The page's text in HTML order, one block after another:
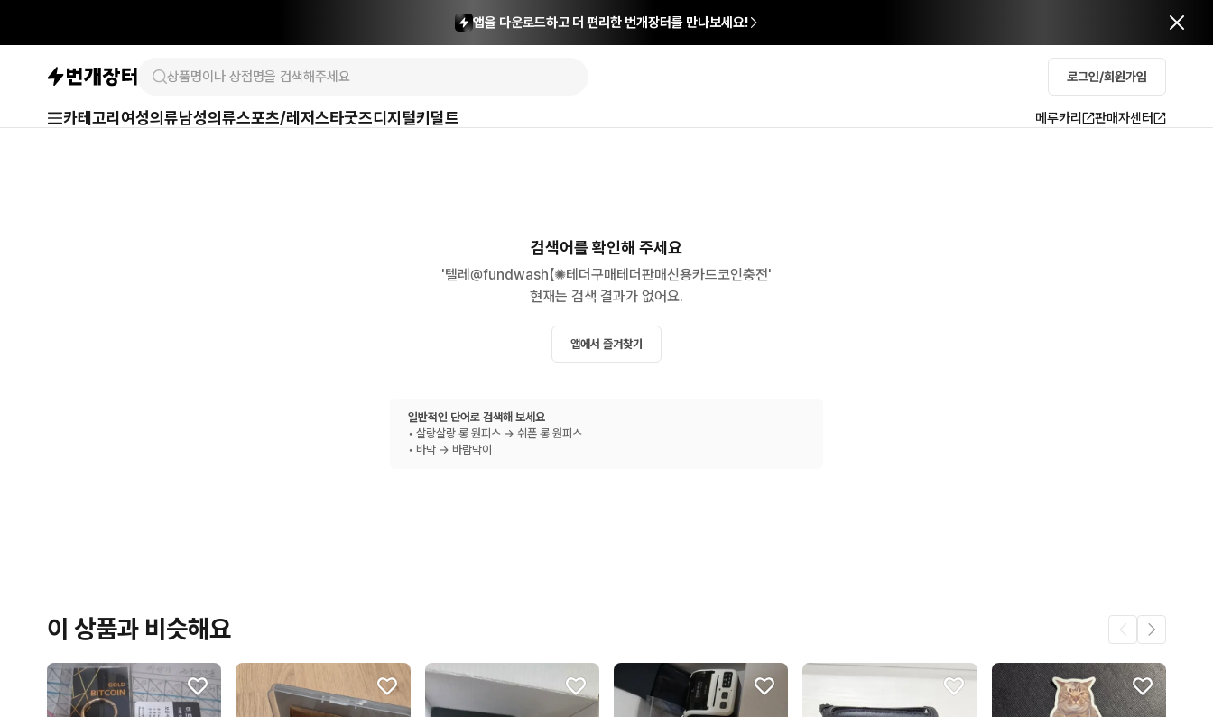
앱을 다운로드하고 더 편리한 번개장터를 만나보세요!
로그인/회원가입
카테고리 여성의류남성의류스포츠/레저스타굿즈디지털키덜트 메루카리 판매자센터
검색어를 확인해 주세요
'텔레@fundwash【✺테더구매테더판매신용카드코인충전'
현재는 검색 결과가 없어요.
앱에서 즐겨찾기
일반적인 단어로 검색해 보세요
• 살랑살랑 롱 원피스 → 쉬폰 롱 원피스
• 바막 → 바람막이
이 상품과 비슷해요